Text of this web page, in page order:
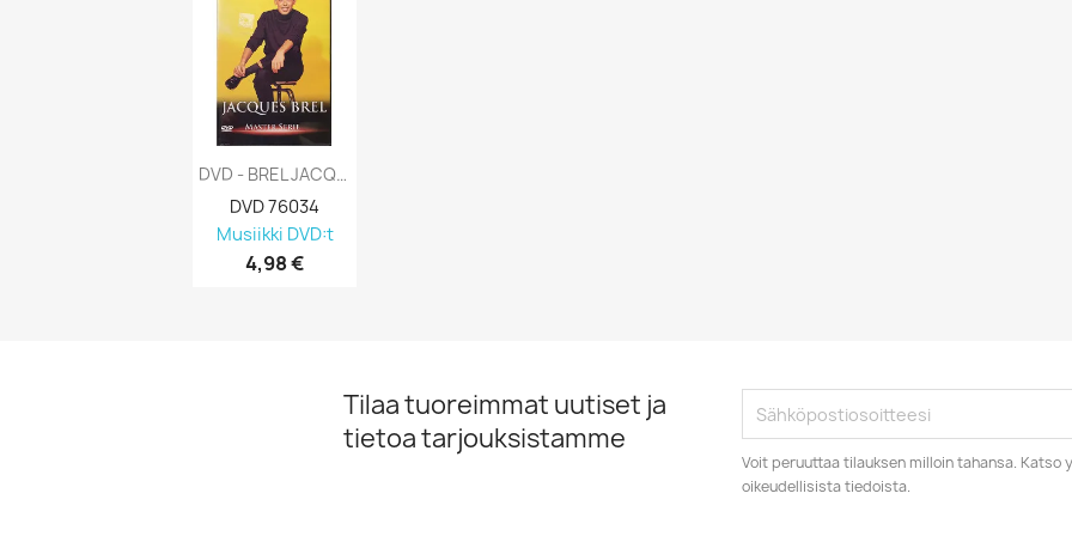
DVD - BREL JACQUES : MASTER SERIE 2006...
DVD 76034
Musiikki DVD:t
4,98 €
Tilaa tuoreimmat uutiset ja
tietoa tarjouksistamme
Voit peruuttaa tilauksen milloin tahansa. Katso
oikeudellisista tiedoista.